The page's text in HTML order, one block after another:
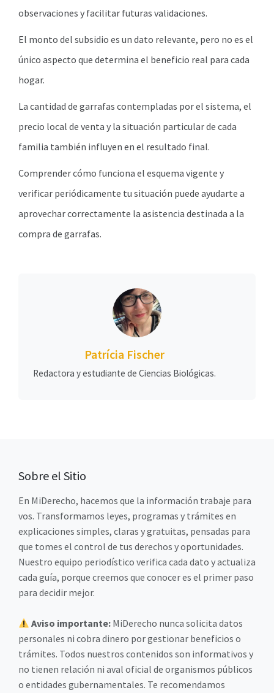
observaciones y facilitar futuras validaciones.
El monto del subsidio es un dato relevante, pero no es el
único aspecto que determina el beneficio real para cada
hogar.
La cantidad de garrafas contempladas por el sistema, el
precio local de venta y la situación particular de cada
familia también influyen en el resultado final.
Comprender cómo funciona el esquema vigente y
verificar periódicamente tu situación puede ayudarte a
aprovechar correctamente la asistencia destinada a la
compra de garrafas.
Patrícia Fischer
Redactora y estudiante de Ciencias Biológicas.
Sobre el Sitio
En MiDerecho, hacemos que la información trabaje para
vos. Transformamos leyes, programas y trámites en
explicaciones simples, claras y gratuitas, pensadas para
que tomes el control de tus derechos y oportunidades.
Nuestro equipo periodístico verifica cada dato y actualiza
cada guía, porque creemos que conocer es el primer paso
para decidir mejor.
Aviso importante: MiDerecho nunca solicita datos
personales ni cobra dinero por gestionar beneficios o
trámites. Todos nuestros contenidos son informativos y
no tienen relación ni aval oficial de organismos públicos
o entidades gubernamentales. Te recomendamos